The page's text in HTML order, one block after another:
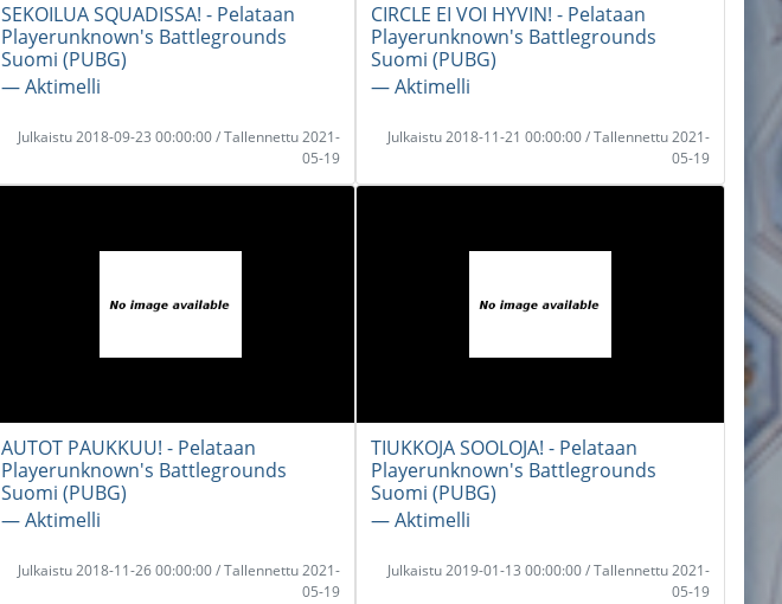
SEKOILUA SQUADISSA! - Pelataan
Playerunknown's Battlegrounds
Suomi (PUBG)
― Aktimelli
Julkaistu 2018-09-23 00:00:00 / Tallennettu 2021-
05-19
CIRCLE EI VOI HYVIN! - Pelataan
Playerunknown's Battlegrounds
Suomi (PUBG)
― Aktimelli
Julkaistu 2018-11-21 00:00:00 / Tallennettu 2021-
05-19
AUTOT PAUKKUU! - Pelataan
Playerunknown's Battlegrounds
Suomi (PUBG)
― Aktimelli
Julkaistu 2018-11-26 00:00:00 / Tallennettu 2021-
05-19
TIUKKOJA SOOLOJA! - Pelataan
Playerunknown's Battlegrounds
Suomi (PUBG)
― Aktimelli
Julkaistu 2019-01-13 00:00:00 / Tallennettu 2021-
05-19